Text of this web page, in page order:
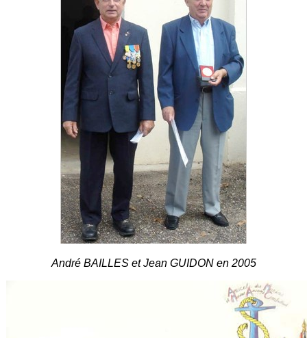
André BAILLES et Jean GUIDON en 2005